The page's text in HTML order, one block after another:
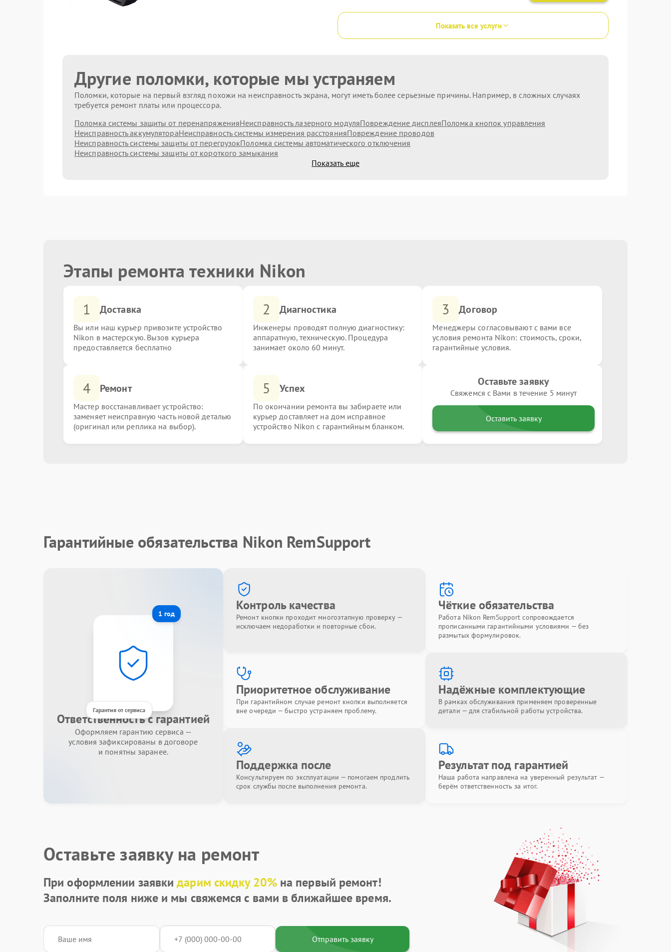
Показать все услуги
Другие поломки, которые мы устраняем
Поломки, которые на первый взгляд похожи на неисправность экрана, могут иметь более серьезные причины. Например, в сложных случаях
требуется ремонт платы или процессора.
Поломка системы защиты от перенапряженияНеисправность лазерного модуляПовреждение дисплеяПоломка кнопок управления
Неисправность аккумулятораНеисправность системы измерения расстоянияПовреждение проводов
Неисправность системы защиты от перегрузокПоломка системы автоматического отключения
Неисправность системы защиты от короткого замыкания
Показать еще
Этапы ремонта техники Nikon
1 Доставка
Вы или наш курьер привозите устройство
Nikon в мастерскую. Вызов курьера
предоставляется бесплатно
2 Диагностика
Инженеры проводят полную диагностику:
аппаратную, техническую. Процедура
занимает около 60 минут.
3 Договор
Менеджеры согласовывают с вами все
условия ремонта Nikon: стоимость, сроки,
гарантийные условия.
4 Ремонт
Мастер восстанавливает устройство:
заменяет неисправную часть новой деталью
(оригинал или реплика на выбор).
5 Успех
По окончании ремонта вы забираете или
курьер доставляет на дом исправное
устройство Nikon с гарантийным бланком.
Оставьте заявку
Свяжемся с Вами в течение 5 минут
Оставить заявку
Гарантийные обязательства Nikon RemSupport
1 год
Гарантия от сервиса
Ответственность с гарантией
Оформляем гарантию сервиса —
условия зафиксированы в договоре
и понятны заранее.
Контроль качества
Ремонт кнопки проходит многоэтапную проверку —
исключаем недоработки и повторные сбои.
Чёткие обязательства
Работа Nikon RemSupport сопровождается
прописанными гарантийными условиями — без
размытых формулировок.
Приоритетное обслуживание
При гарантийном случае ремонт кнопки выполняется
вне очереди — быстро устраняем проблему.
Надёжные комплектующие
В рамках обслуживания применяем проверенные
детали — для стабильной работы устройства.
Поддержка после
Консультируем по эксплуатации — помогаем продлить
срок службы после выполнения ремонта.
Результат под гарантией
Наша работа направлена на уверенный результат —
берём ответственность за итог.
Оставьте заявку на ремонт
При оформлении заявкидарим скидку 20%на первый ремонт!
Заполните поля ниже и мы свяжемся с вами в ближайшее время.
Отправить заявку